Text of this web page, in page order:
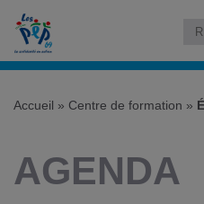
Accueil » Centre de formation »
AGENDA